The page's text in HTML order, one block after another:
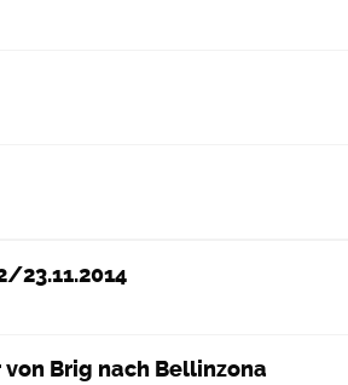
23.11.2014
Brig nach Bellinzona